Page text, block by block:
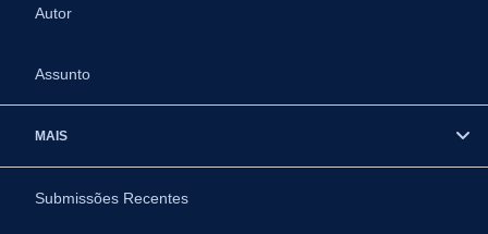
Autor
Assunto
MAIS
Submissões Recentes